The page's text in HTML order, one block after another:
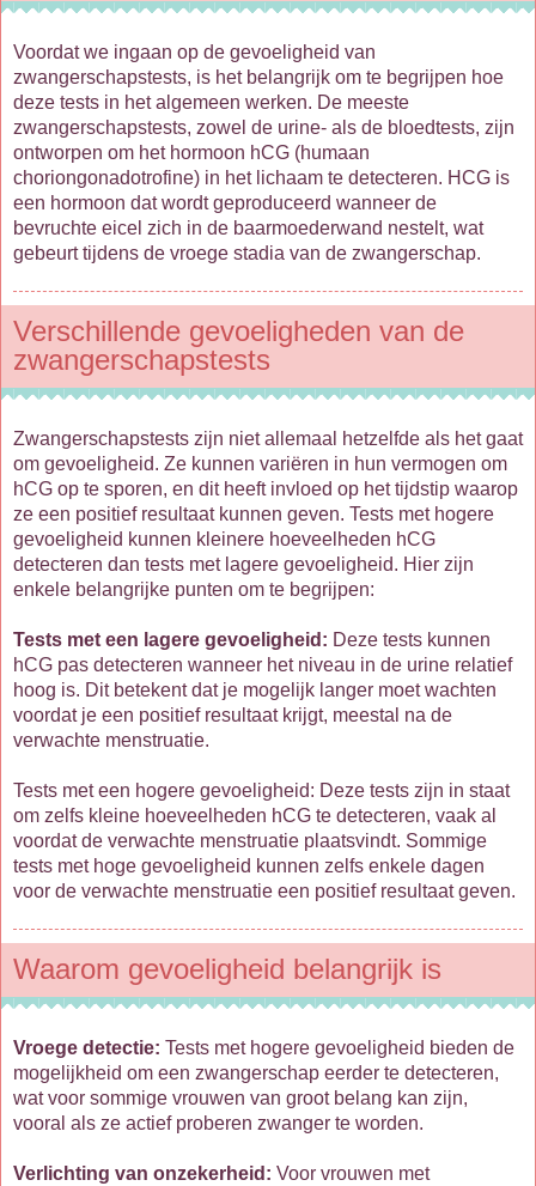
Voordat we ingaan op de gevoeligheid van
zwangerschapstests, is het belangrijk om te begrijpen hoe
deze tests in het algemeen werken. De meeste
zwangerschapstests, zowel de urine- als de bloedtests, zijn
ontworpen om het hormoon hCG (humaan
choriongonadotrofine) in het lichaam te detecteren. HCG is
een hormoon dat wordt geproduceerd wanneer de
bevruchte eicel zich in de baarmoederwand nestelt, wat
gebeurt tijdens de vroege stadia van de zwangerschap.
Verschillende gevoeligheden van de
zwangerschapstests
Zwangerschapstests zijn niet allemaal hetzelfde als het gaat
om gevoeligheid. Ze kunnen variëren in hun vermogen om
hCG op te sporen, en dit heeft invloed op het tijdstip waarop
ze een positief resultaat kunnen geven. Tests met hogere
gevoeligheid kunnen kleinere hoeveelheden hCG
detecteren dan tests met lagere gevoeligheid. Hier zijn
enkele belangrijke punten om te begrijpen:
Tests met een lagere gevoeligheid: Deze tests kunnen
hCG pas detecteren wanneer het niveau in de urine relatief
hoog is. Dit betekent dat je mogelijk langer moet wachten
voordat je een positief resultaat krijgt, meestal na de
verwachte menstruatie.
Tests met een hogere gevoeligheid: Deze tests zijn in staat
om zelfs kleine hoeveelheden hCG te detecteren, vaak al
voordat de verwachte menstruatie plaatsvindt. Sommige
tests met hoge gevoeligheid kunnen zelfs enkele dagen
voor de verwachte menstruatie een positief resultaat geven.
Waarom gevoeligheid belangrijk is
Vroege detectie: Tests met hogere gevoeligheid bieden de
mogelijkheid om een zwangerschap eerder te detecteren,
wat voor sommige vrouwen van groot belang kan zijn,
vooral als ze actief proberen zwanger te worden.
Verlichting van onzekerheid: Voor vrouwen met